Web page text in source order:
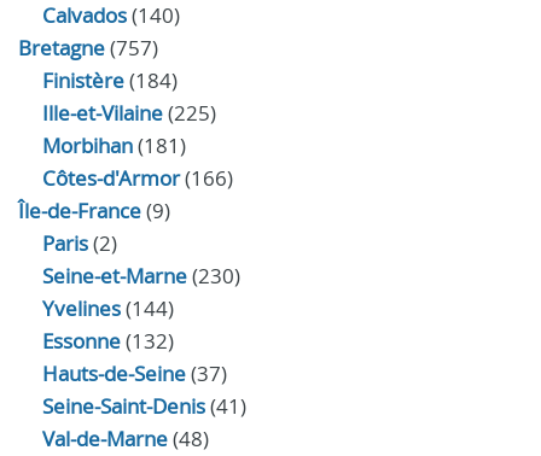
Calvados(140)
Bretagne(757)
Finistère(184)
Ille-et-Vilaine(225)
Morbihan(181)
Côtes-d'Armor(166)
Île-de-France(9)
Paris(2)
Seine-et-Marne(230)
Yvelines(144)
Essonne(132)
Hauts-de-Seine(37)
Seine-Saint-Denis(41)
Val-de-Marne(48)